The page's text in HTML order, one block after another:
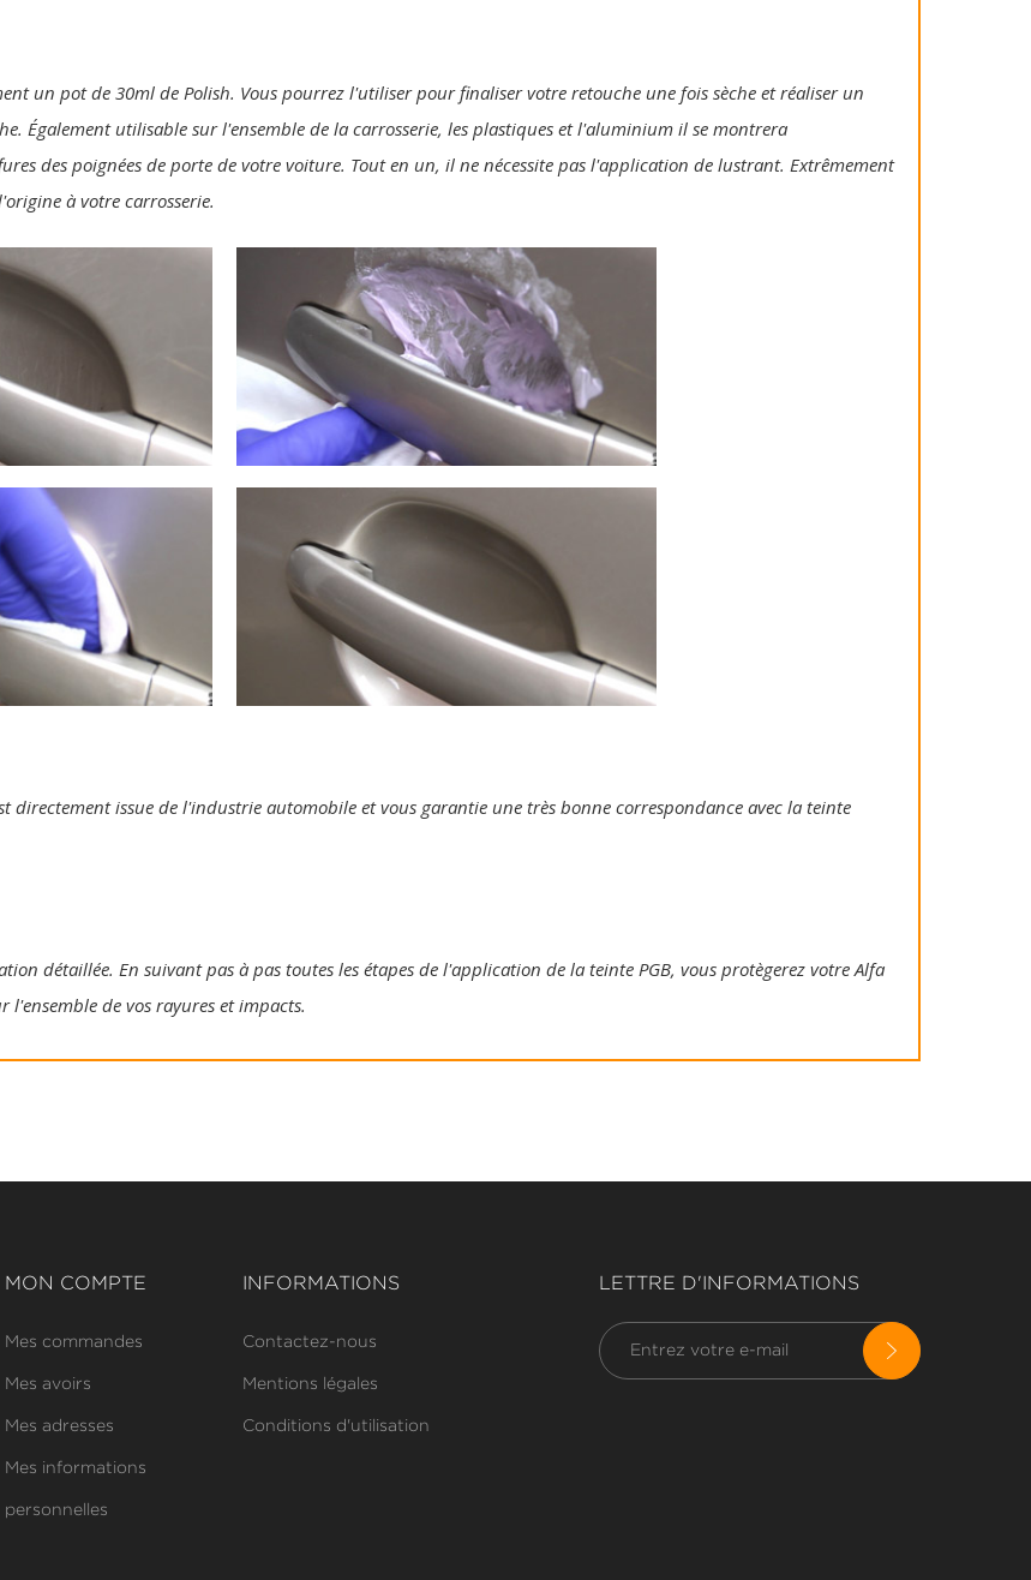
un pot de 30ml de Polish. Vous pourrez l'utiliser pour finaliser votre retouche une fois sèche et réaliser un
Également utilisable sur l'ensemble de la carrosserie, les plastiques et l'aluminium il se montrera
des poignées de porte de votre voiture. Tout en un, il ne nécessite pas l'application de lustrant. Extrêmement
à votre carrosserie.
directement issue de l'industrie automobile et vous garantie une très bonne correspondance avec la teinte
détaillée. En suivant pas à pas toutes les étapes de l'application de la teinte PGB, vous protègerez votre Alfa
de vos rayures et impacts.
MON COMPTE
Mes commandes
Mes avoirs
Mes adresses
Mes informations
personnelles
INFORMATIONS
Contactez-nous
Mentions légales
Conditions d'utilisation
LETTRE D'INFORMATIONS